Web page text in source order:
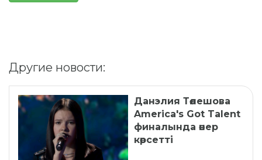
Другие новости:
Данэлия Төлешова
America's Got Talent
финалында өнер
көрсетті